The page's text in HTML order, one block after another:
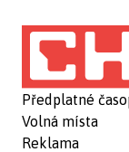
Předplatné
Volná místa
Reklama